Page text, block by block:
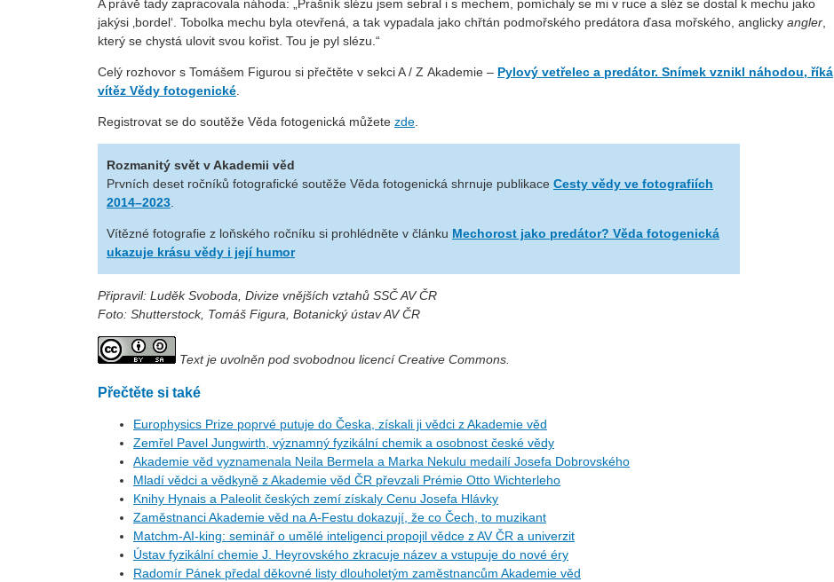
A právě tady zapracovala náhoda: „Prašník slézu jsem sebral i s mechem, pomíchaly se mi v ruce a sléz se dostal k mechu jako
jakýsi ‚bordel‘. Tobolka mechu byla otevřená, a tak vypadala jako chřtán podmořského predátora ďasa mořského, anglicky angler,
který se chystá ulovit svou kořist. Tou je pyl slézu.“
Celý rozhovor s Tomášem Figurou si přečtěte v sekci A / Z Akademie – Pylový vetřelec a predátor. Snímek vznikl náhodou, říká
vítěz Vědy fotogenické.
Registrovat se do soutěže Věda fotogenická můžete zde.
Rozmanitý svět v Akademii věd
Prvních deset ročníků fotografické soutěže Věda fotogenická shrnuje publikace Cesty vědy ve fotografiích
2014–2023.
Vítězné fotografie z loňského ročníku si prohlédněte v článku Mechorost jako predátor? Věda fotogenická
ukazuje krásu vědy i její humor
Připravil: Luděk Svoboda, Divize vnějších vztahů SSČ AV ČR
Foto: Shutterstock, Tomáš Figura, Botanický ústav AV ČR
Text je uvolněn pod svobodnou licencí Creative Commons.
Přečtěte si také
Europhysics Prize poprvé putuje do Česka, získali ji vědci z Akademie věd
Zemřel Pavel Jungwirth, významný fyzikální chemik a osobnost české vědy
Akademie věd vyznamenala Neila Bermela a Marka Nekulu medailí Josefa Dobrovského
Mladí vědci a vědkyně z Akademie věd ČR převzali Prémie Otto Wichterleho
Knihy Hynais a Paleolit českých zemí získaly Cenu Josefa Hlávky
Zaměstnanci Akademie věd na A-Festu dokazují, že co Čech, to muzikant
Matchm-AI-king: seminář o umělé inteligenci propojil vědce z AV ČR a univerzit
Ústav fyzikální chemie J. Heyrovského zkracuje název a vstupuje do nové éry
Radomír Pánek předal děkovné listy dlouholetým zaměstnancům Akademie věd